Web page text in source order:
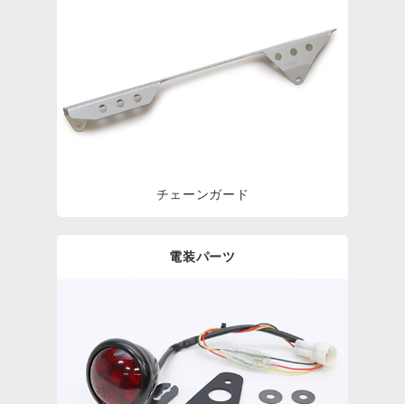
チェーンガード
電装パーツ